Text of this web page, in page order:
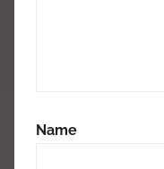
Name